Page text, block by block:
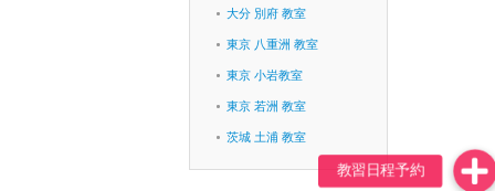
大分 別府 教室
東京 八重洲 教室
東京 小岩教室
東京 若洲 教室
茨城 土浦 教室